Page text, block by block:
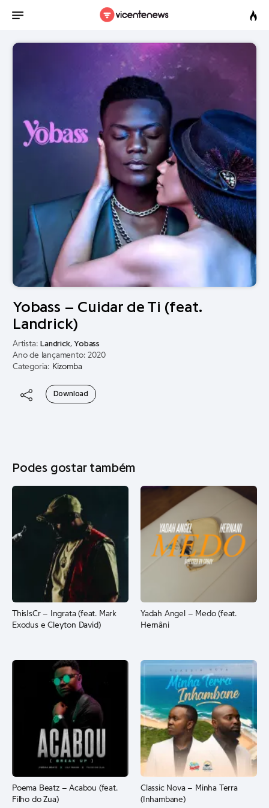
Yobass – Cuidar de Ti (feat.
Landrick)
Artista: Landrick,Yobass
Ano de lançamento: 2020
Categoria: Kizomba
Download
Podes gostar também
ThisIsCr – Ingrata (feat. Mark
Exodus e Cleyton David)
Yadah Angel – Medo (feat.
Hernâni
Poema Beatz – Acabou (feat.
Filho do Zua)
Classic Nova – Minha Terra
(Inhambane)